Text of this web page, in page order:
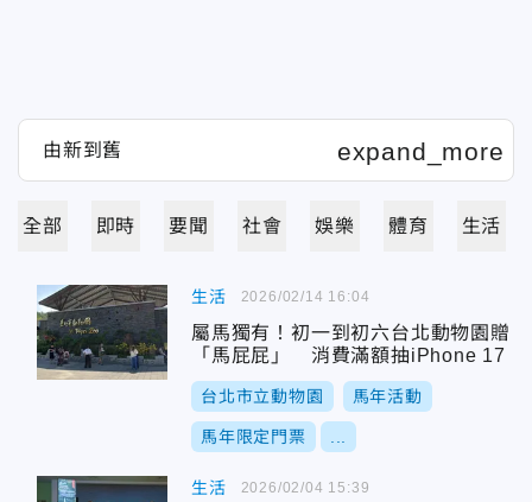
全部 即時 要聞 社會 娛樂 體育 生活
生活
屬馬獨有！初一到初六台北動物園贈
「馬屁屁」 消費滿額抽iPhone 17
台北市立動物園 馬年活動
馬年限定門票
2026/02/14 16:04
生活 2026/02/04 15:39